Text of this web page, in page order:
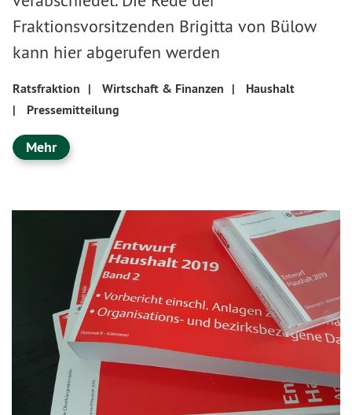
Fraktionsvorsitzenden Brigitta von Bülow
kann hier abgerufen werden
Ratsfraktion | Wirtschaft & Finanzen |
Haushalt
|
Pressemitteilung
Mehr